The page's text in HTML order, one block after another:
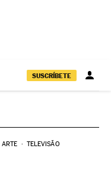
SUSCRÍBETE
ARTE TELEVISÃO